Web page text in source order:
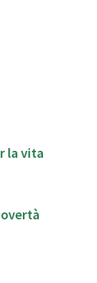
la vita